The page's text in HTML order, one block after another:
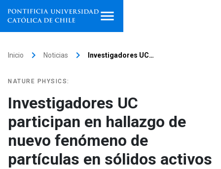
institutos
Investigación
Internacionalización launch
Inicio keyboard_arrow_right Noticias keyboard_arrow_right Investigadores UC…
NATURE PHYSICS:
Investigadores UC
participan en hallazgo de
nuevo fenómeno de
partículas en sólidos activos